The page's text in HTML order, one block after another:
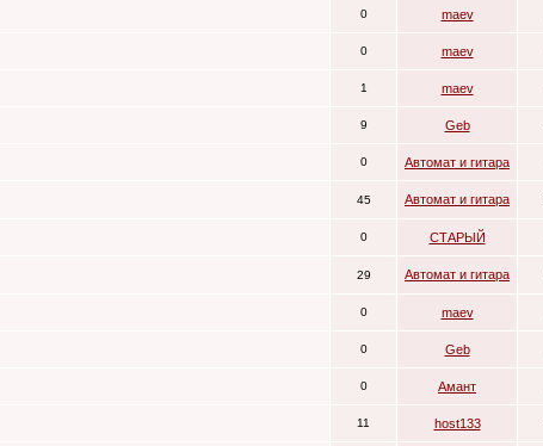
0 maev
0 maev
1 maev
9 Geb
0 Автомат и гитара
45 Автомат и гитара
0 СТАРЫЙ
29 Автомат и гитара
0 maev
0 Geb
0 Амант
11 host133